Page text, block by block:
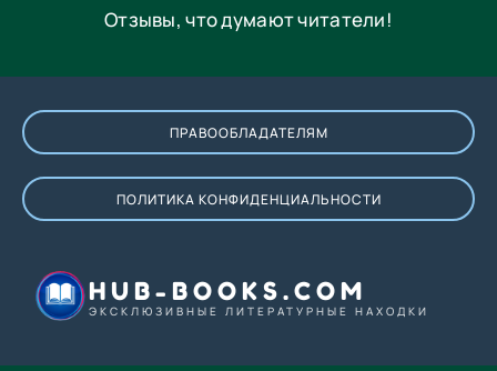
Отзывы, что думают читатели!
ПРАВООБЛАДАТЕЛЯМ
ПОЛИТИКА КОНФИДЕНЦИАЛЬНОСТИ
HUB-BOOKS.COM
ЭКСКЛЮЗИВНЫЕ ЛИТЕРАТУРНЫЕ НАХОДКИ